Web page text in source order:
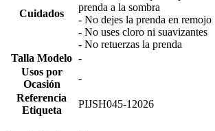
Cuidados
prenda a la sombra
- No dejes la prenda en remojo
- No uses cloro ni suavizantes
- No retuerzas la prenda
Talla Modelo -
Usos por
Ocasión
-
Referencia
Etiqueta
PIJSH045-12026